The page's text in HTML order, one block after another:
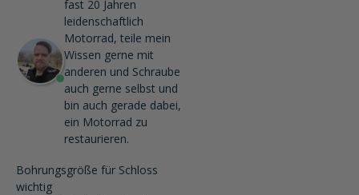
fast 20 Jahren
leidenschaftlich
Motorrad, teile mein
Wissen gerne mit
anderen und Schraube
auch gerne selbst und
bin auch gerade dabei,
ein Motorrad zu
restaurieren.
Bohrungsgröße für Schloss
wichtig